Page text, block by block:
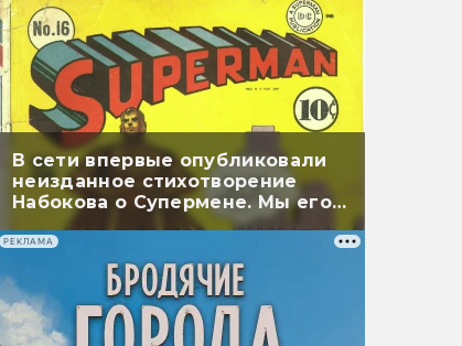
В сети впервые опубликовали
неизданное стихотворение
Набокова о Супермене. Мы его
перевели
РЕКЛАМА